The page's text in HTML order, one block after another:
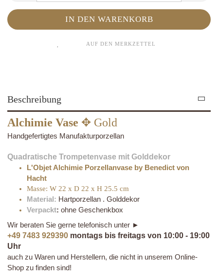
AUF DEN MERKZETTEL
Beschreibung
Alchimie Vase ✥ Gold
Handgefertigtes Manufakturporzellan
Quadratische Trompetenvase mit Golddekor
L'Objet Alchimie Porzellanvase by Benedict von
Hacht
Masse: W 22 x D 22 x H 25.5 cm
Material: Hartporzellan . Golddekor
Verpackt: ohne Geschenkbox
Wir beraten Sie gerne telefonisch unter ►
+49 7483 929390 montags bis freitags von 10:00 - 19:00
Uhr
auch zu Waren und Herstellern, die nicht in unserem Online-
Shop zu finden sind!